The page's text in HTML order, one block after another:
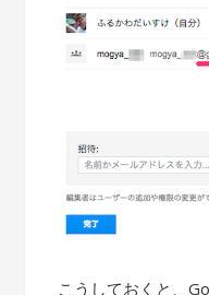
こうしておくと、